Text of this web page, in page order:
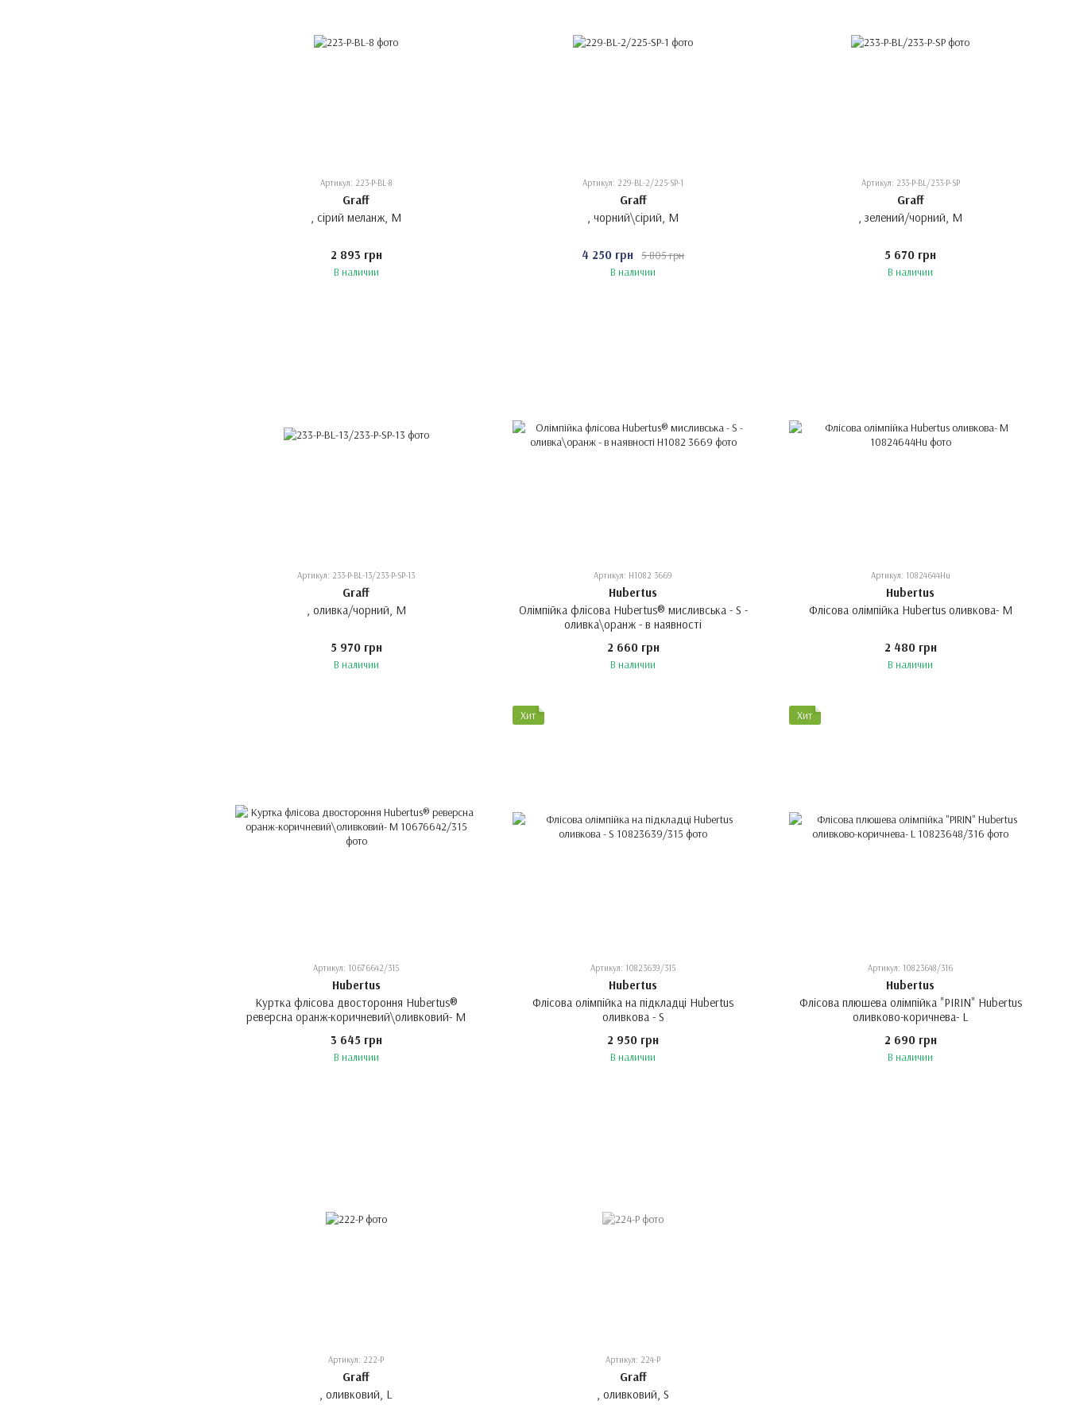
Артикул: 223-P-BL-8
Graff
, сірий меланж, M
2 893 грн
В наличии
Артикул: 229-BL-2/225-SP-1
Graff
, чорний\сірий, M
5 805 грн
4 250 грн
В наличии
Артикул: 233-P-BL/233-P-SP
Graff
, зелений/чорний, M
5 670 грн
В наличии
Артикул: 233-P-BL-13/233-P-SP-13
Graff
, оливка/чорний, M
5 970 грн
В наличии
Артикул: H1082 3669
Hubertus
Олімпійка флісова Hubertus® мисливська - S -
оливка\оранж - в наявності
2 660 грн
В наличии
Артикул: 10824644Hu
Hubertus
Флісова олімпійка Hubertus оливкова- М
2 480 грн
В наличии
Артикул: 10676642/315
Hubertus
Куртка флісова двостороння Hubertus®
реверсна оранж-коричневий\оливковий- М
3 645 грн
В наличии
Хит
Артикул: 10823639/315
Hubertus
Флісова олімпійка на підкладці Hubertus
оливкова - S
2 950 грн
В наличии
Хит
Артикул: 10823648/316
Hubertus
Флісова плюшева олімпійка "PIRIN" Hubertus
оливково-коричнева- L
2 690 грн
В наличии
Артикул: 222-P
Graff
, оливковий, L
Артикул: 224-P
Graff
, оливковий, S